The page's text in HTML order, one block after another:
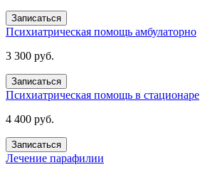
Записаться
Психиатрическая помощь амбулаторно
3 300 руб.
Записаться
Психиатрическая помощь в стационаре
4 400 руб.
Записаться
Лечение парафилии